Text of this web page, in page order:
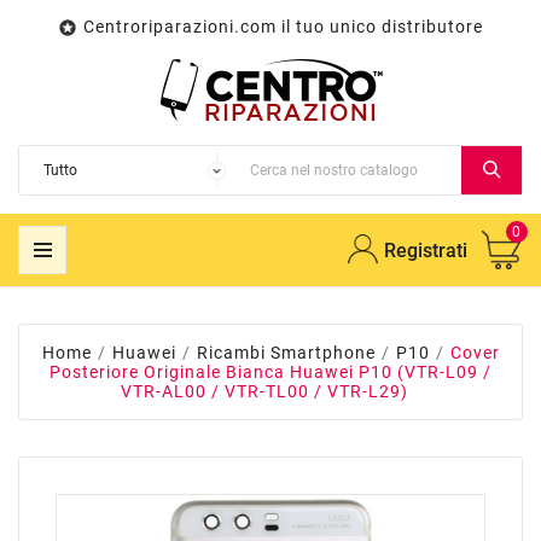
 Centroriparazioni.com il tuo unico distributore
Registrati
0
Home Huawei Ricambi Smartphone P10
Cover
Posteriore Originale Bianca Huawei P10 (VTR-L09 /
VTR-AL00 / VTR-TL00 / VTR-L29)